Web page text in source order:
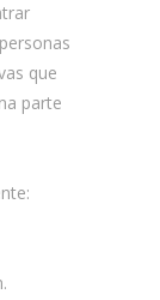
que
parte